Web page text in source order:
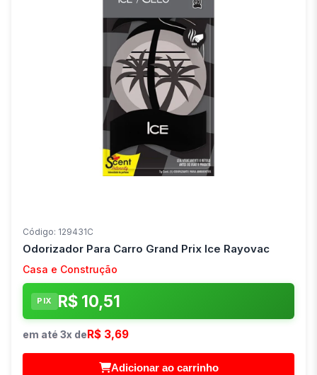
Código: 129431C
Odorizador Para Carro Grand Prix Ice Rayovac
Casa e Construção
PIX R$ 10,51
em até 3x de R$ 3,69
Adicionar ao carrinho